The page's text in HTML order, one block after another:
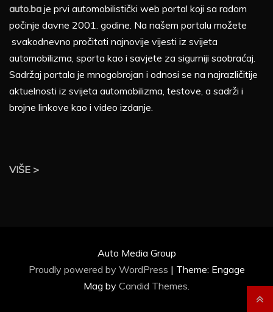
auto.ba je prvi automobilistički web portal koji sa radom
počinje davne 2001. godine. Na našem portalu možete
svakodnevno pročitati najnovije vijesti iz svijeta
automobilizma, sporta kao i savjete za sigurniji saobraćaj.
Sadržaj portala je mnogobrojan i odnosi se na najrazličitije
aktuelnosti iz svijeta automobilizma, testove, a sadrži i
brojne linkove kao i video izdanje.
VIŠE >
Auto Media Group
Proudly powered by WordPress | Theme: Engage
Mag by Candid Themes